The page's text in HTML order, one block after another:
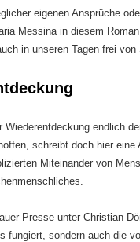
eigenen Ansprüche
Messina in diesem
in unseren Tagen frei
endlich
schreibt doch hier eine
Miteinander von
Presse unter Christian
fungiert, sondern auch die